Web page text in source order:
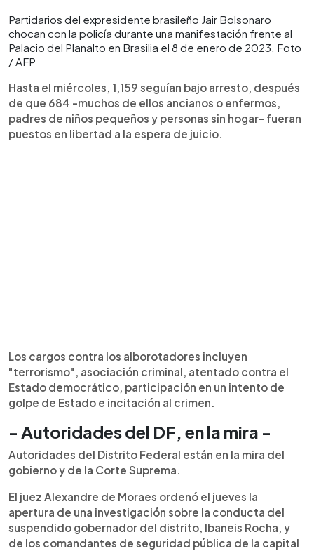
Partidarios del expresidente brasileño Jair Bolsonaro
chocan con la policía durante una manifestación frente al
Palacio del Planalto en Brasilia el 8 de enero de 2023. Foto
/ AFP
Hasta el miércoles, 1,159 seguían bajo arresto, después
de que 684 -muchos de ellos ancianos o enfermos,
padres de niños pequeños y personas sin hogar- fueran
puestos en libertad a la espera de juicio.
Los cargos contra los alborotadores incluyen
"terrorismo", asociación criminal, atentado contra el
Estado democrático, participación en un intento de
golpe de Estado e incitación al crimen.
- Autoridades del DF, en la mira -
Autoridades del Distrito Federal están en la mira del
gobierno y de la Corte Suprema.
El juez Alexandre de Moraes ordenó el jueves la
apertura de una investigación sobre la conducta del
suspendido gobernador del distrito, Ibaneis Rocha, y
de los comandantes de seguridad pública de la capital